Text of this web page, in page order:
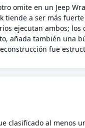
omite en un Jeep
a ser más
ejecutan ambos;
añada también una
fue
clasificado al menos